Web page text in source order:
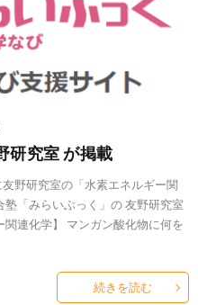
研究室 が掲載
野研究室の「水素エネルギー関
「みらいぶっく」の 友野研究室
化学】 マンガン酸化物に何を
続きを読む